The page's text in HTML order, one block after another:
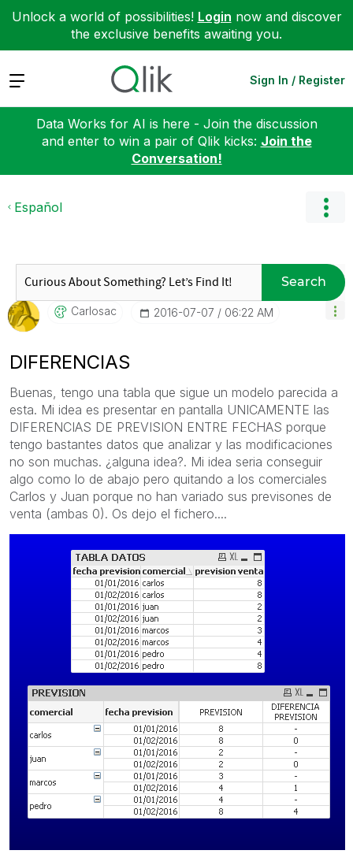
Unlock a world of possibilities! Login now and discover
the exclusive benefits awaiting you.
Expand Sign In / Register
Data Works for AI is here - Join the discussion
and enter to win a pair of Qlik kicks: Join the
Conversation!
Español
Search
Carlosac ‎2016-07-07 06:22 AM
DIFERENCIAS
Buenas, tengo una tabla que sigue un modelo parecida a
esta. Mi idea es presentar en pantalla UNICAMENTE las
DIFERENCIAS DE PREVISION ENTRE FECHAS porque
tengo bastantes datos que analizar y las modificaciones
no son muchas. ¿alguna idea?. Mi idea seria conseguir
algo como lo de abajo pero quitando a los comerciales
Carlos y Juan porque no han variado sus previsones de
venta (ambas 0). Os dejo el fichero....